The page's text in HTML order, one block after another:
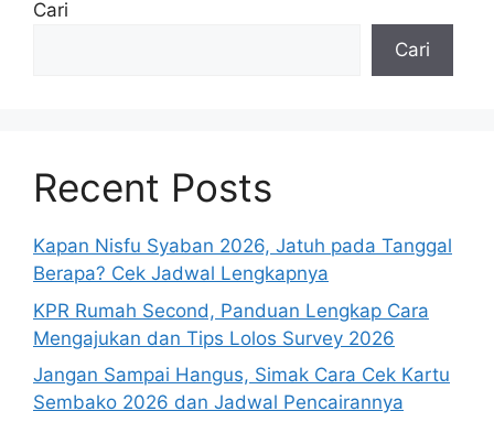
Cari
Cari
Recent Posts
Kapan Nisfu Syaban 2026, Jatuh pada Tanggal
Berapa? Cek Jadwal Lengkapnya
KPR Rumah Second, Panduan Lengkap Cara
Mengajukan dan Tips Lolos Survey 2026
Jangan Sampai Hangus, Simak Cara Cek Kartu
Sembako 2026 dan Jadwal Pencairannya